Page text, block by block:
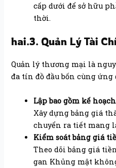
cấp dưới để sở hữu
thời.
hai.3. Quản Lý Tài
Quản lý thương mại là
đa tín đồ đầu bốn cùng ứng
Lập bao gồm kế
Xây dựng bảng giá
chuyển ra tiết mang
Kiểm soát bảng giá
Theo dõi bảng giá
gan Khủng mật